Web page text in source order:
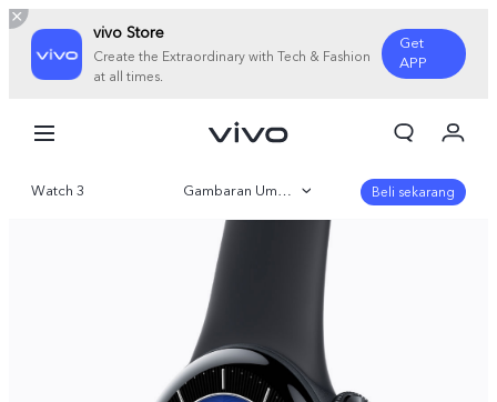
vivo Store
Create the Extraordinary with Tech & Fashion
at all times.
Get
APP
Keranjang
Masuk/Daftar
Watch 3 Gambaran Umum Beli sekarang